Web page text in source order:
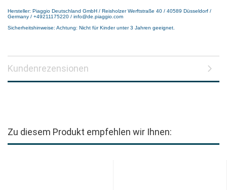
Hersteller: Piaggio Deutschland GmbH / Reisholzer Werftstraße 40 / 40589 Düsseldorf /
Germany / +49211175220 / info@de.piaggio.com
Sicherheitshinweise: Achtung: Nicht für Kinder unter 3 Jahren geeignet.
Kundenrezensionen
Zu diesem Produkt empfehlen wir Ihnen: